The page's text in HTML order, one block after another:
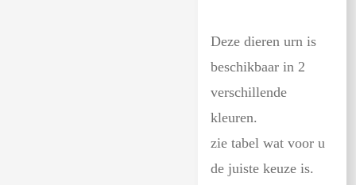
Deze dieren urn is
beschikbaar in 2
verschillende
kleuren.
zie tabel wat voor u
de juiste keuze is.